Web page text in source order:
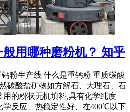
用哪种磨粉机？ 知乎
粉生产线 什么是重钙粉 重质碳酸
碳酸盐矿物如方解石、大理石、石
用的粉状无机填料,具有化学纯度
学反应、热稳定性好、在400℃以下